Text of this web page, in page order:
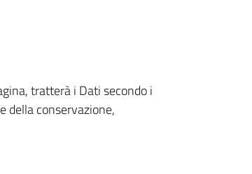
tratterà i Dati secondo i
della conservazione,